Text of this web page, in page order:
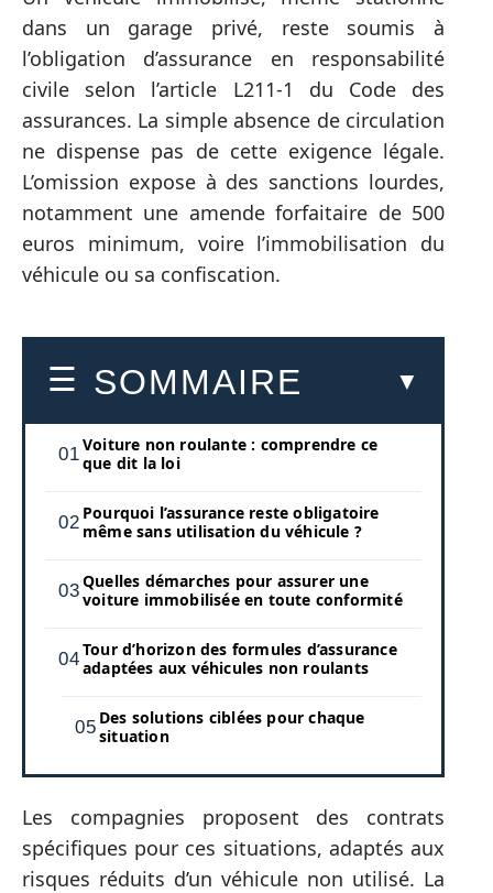
dans un garage privé, reste soumis à
l’obligation d’assurance en responsabilité
civile selon l’article L211-1 du Code des
assurances. La simple absence de circulation
ne dispense pas de cette exigence légale.
L’omission expose à des sanctions lourdes,
notamment une amende forfaitaire de 500
euros minimum, voire l’immobilisation du
véhicule ou sa confiscation.
SOMMAIRE
Voiture non roulante : comprendre ce
que dit la loi
Pourquoi l’assurance reste obligatoire
même sans utilisation du véhicule ?
Quelles démarches pour assurer une
voiture immobilisée en toute conformité
Tour d’horizon des formules d’assurance
adaptées aux véhicules non roulants
Des solutions ciblées pour chaque
situation
Les compagnies proposent des contrats
spécifiques pour ces situations, adaptés aux
risques réduits d’un véhicule non utilisé. La